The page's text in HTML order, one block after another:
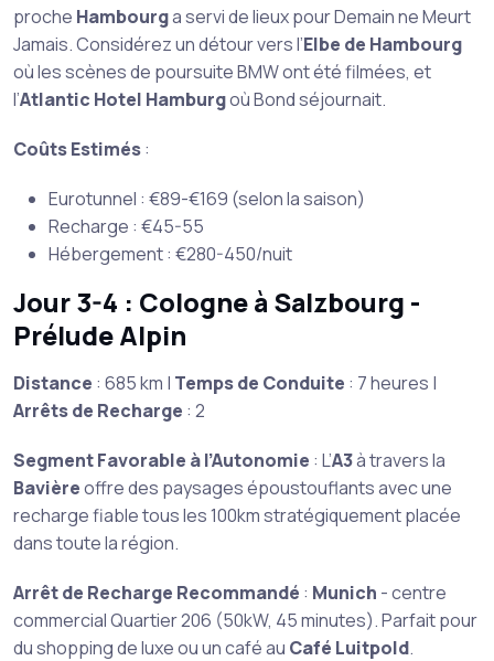
proche Hambourga servi de lieux pour Demain ne Meurt
Jamais. Considérez un détour vers l’Elbe de Hambourg
où les scènes de poursuite BMW ont été filmées, et
l’Atlantic Hotel Hamburgoù Bond séjournait.
Coûts Estimés:
Eurotunnel : €89-€169 (selon la saison)
Recharge : €45-55
Hébergement : €280-450/nuit
Jour 3-4 : Cologne à Salzbourg -
Prélude Alpin
Distance : 685 km | Temps de Conduite : 7 heures |
Arrêts de Recharge : 2
Segment Favorable à l’Autonomie : L’A3à travers la
Bavièreoffre des paysages époustouflants avec une
recharge fiable tous les 100km stratégiquement placée
dans toute la région.
Arrêt de Recharge Recommandé : Munich - centre
commercial Quartier 206 (50kW, 45 minutes). Parfait pour
du shopping de luxe ou un café au Café Luitpold.